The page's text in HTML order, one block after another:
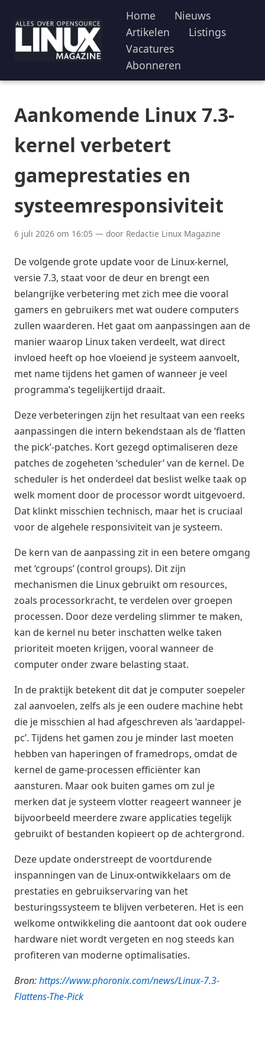
Home
Nieuws
Artikelen
Listings
Vacatures
Abonneren
Aankomende Linux 7.3-
kernel verbetert
gameprestaties en
systeemresponsiviteit
6 juli 2026 om 16:05 — door Redactie Linux Magazine
De volgende grote update voor de Linux-kernel,
versie 7.3, staat voor de deur en brengt een
belangrijke verbetering met zich mee die vooral
gamers en gebruikers met wat oudere computers
zullen waarderen. Het gaat om aanpassingen aan de
manier waarop Linux taken verdeelt, wat direct
invloed heeft op hoe vloeiend je systeem aanvoelt,
met name tijdens het gamen of wanneer je veel
programma’s tegelijkertijd draait.
Deze verbeteringen zijn het resultaat van een reeks
aanpassingen die intern bekendstaan als de ‘flatten
the pick’-patches. Kort gezegd optimaliseren deze
patches de zogeheten ‘scheduler’ van de kernel. De
scheduler is het onderdeel dat beslist welke taak op
welk moment door de processor wordt uitgevoerd.
Dat klinkt misschien technisch, maar het is cruciaal
voor de algehele responsiviteit van je systeem.
De kern van de aanpassing zit in een betere omgang
met ‘cgroups’ (control groups). Dit zijn
mechanismen die Linux gebruikt om resources,
zoals processorkracht, te verdelen over groepen
processen. Door deze verdeling slimmer te maken,
kan de kernel nu beter inschatten welke taken
prioriteit moeten krijgen, vooral wanneer de
computer onder zware belasting staat.
In de praktijk betekent dit dat je computer soepeler
zal aanvoelen, zelfs als je een oudere machine hebt
die je misschien al had afgeschreven als ‘aardappel-
pc’. Tijdens het gamen zou je minder last moeten
hebben van haperingen of framedrops, omdat de
kernel de game-processen efficiënter kan
aansturen. Maar ook buiten games om zul je
merken dat je systeem vlotter reageert wanneer je
bijvoorbeeld meerdere zware applicaties tegelijk
gebruikt of bestanden kopieert op de achtergrond.
Deze update onderstreept de voortdurende
inspanningen van de Linux-ontwikkelaars om de
prestaties en gebruikservaring van het
besturingssysteem te blijven verbeteren. Het is een
welkome ontwikkeling die aantoont dat ook oudere
hardware niet wordt vergeten en nog steeds kan
profiteren van moderne optimalisaties.
Bron:https://www.phoronix.com/news/Linux-7.3-
Flattens-The-Pick